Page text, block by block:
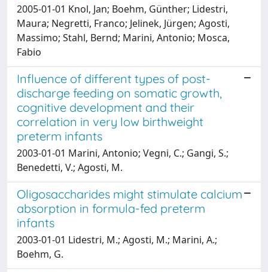
2005-01-01 Knol, Jan; Boehm, Günther; Lidestri,
Maura; Negretti, Franco; Jelinek, Jürgen; Agosti,
Massimo; Stahl, Bernd; Marini, Antonio; Mosca,
Fabio
Influence of different types of post-
discharge feeding on somatic growth,
cognitive development and their
correlation in very low birthweight
preterm infants
2003-01-01 Marini, Antonio; Vegni, C.; Gangi, S.;
Benedetti, V.; Agosti, M.
Oligosaccharides might stimulate calcium
absorption in formula-fed preterm
infants
2003-01-01 Lidestri, M.; Agosti, M.; Marini, A.;
Boehm, G.